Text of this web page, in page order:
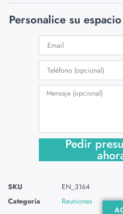
Personalice su
Pedir
SKU
EN_3164
Categoría
Reuniones